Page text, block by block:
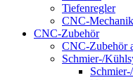
Tiefenregler
CNC-
CNC-Zubehör
CNC-Zubehör
Schmier-/